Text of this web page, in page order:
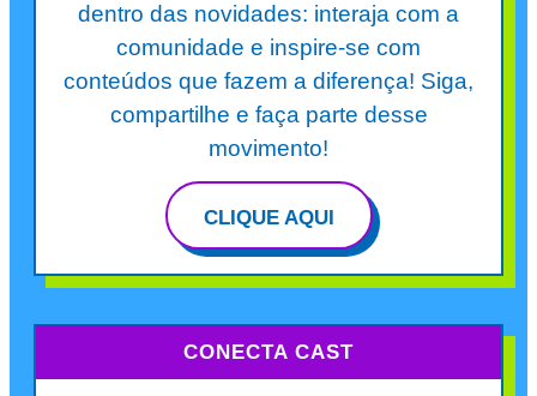
dentro das novidades: interaja com a
comunidade e inspire-se com
conteúdos que fazem a diferença! Siga,
compartilhe e faça parte desse
movimento!
CLIQUE AQUI
CONECTA CAST